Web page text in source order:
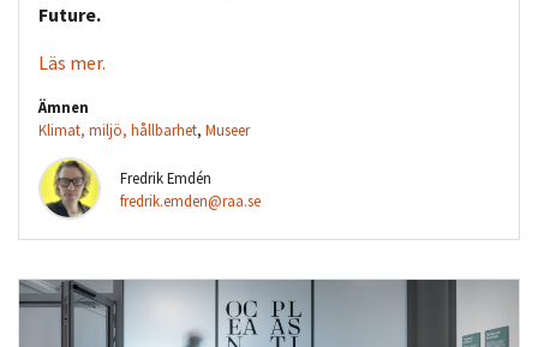
Future.
Läs mer.
Ämnen
Klimat, miljö, hållbarhet, Museer
Fredrik Emdén
fredrik.emden@raa.se